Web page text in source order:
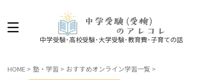
中学受験･高校受験･大学受験･教育費･子育ての話
HOME > 塾・学習 > おすすめオンライン学習一覧 >